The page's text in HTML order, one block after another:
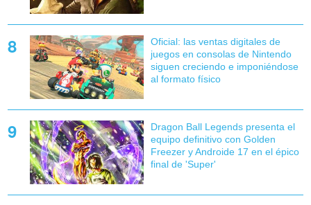
Oficial: las ventas digitales de
juegos en consolas de Nintendo
siguen creciendo e imponiéndose
al formato físico
Dragon Ball Legends presenta el
equipo definitivo con Golden
Freezer y Androide 17 en el épico
final de 'Super'